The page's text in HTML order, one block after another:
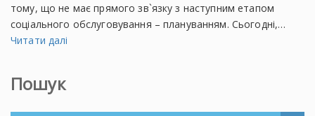
тому, що не має прямого зв`язку з наступним етапом
соціального обслуговування – плануванням. Сьогодні,…
Читати далі
Пошук